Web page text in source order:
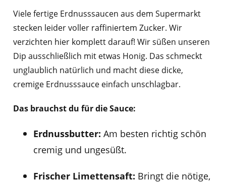
Viele fertige Erdnusssaucen aus dem Supermarkt
stecken leider voller raffiniertem Zucker. Wir
verzichten hier komplett darauf! Wir süßen unseren
Dip ausschließlich mit etwas Honig. Das schmeckt
unglaublich natürlich und macht diese dicke,
cremige Erdnusssauce einfach unschlagbar.
Das brauchst du für die Sauce:
Erdnussbutter: Am besten richtig schön
cremig und ungesüßt.
Frischer Limettensaft: Bringt die nötige,